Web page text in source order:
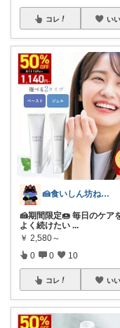
コレ い
🍰食いしん坊ねっこ🍩毎日タロット占い
🍰期間限定🍩 毎日のケア
よく続けたい ...
￥ 2,580～
0 0 10
コレ い